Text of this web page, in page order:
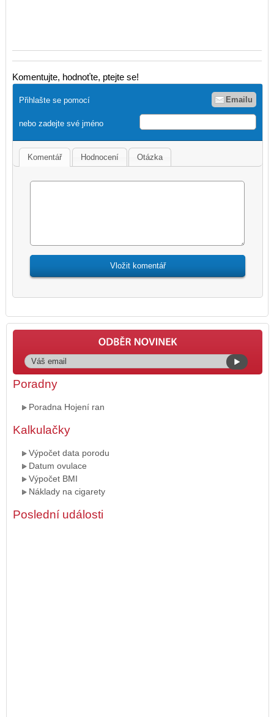
Komentujte, hodnoťte, ptejte se!
Přihlašte se pomocí Emailu
nebo zadejte své jméno
Komentář Hodnocení Otázka
Poradny
Poradna Hojení ran
Kalkulačky
Výpočet data porodu
Datum ovulace
Výpočet BMI
Náklady na cigarety
Poslední události